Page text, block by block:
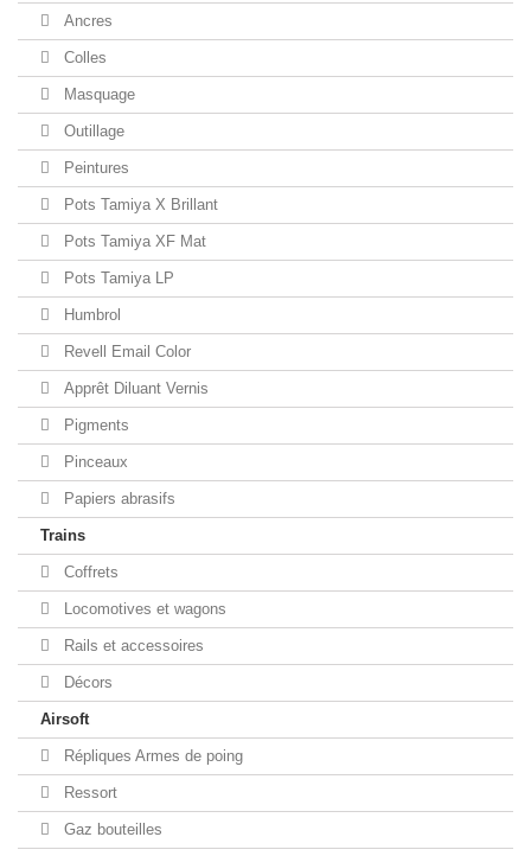
Ancres
Colles
Masquage
Outillage
Peintures
Pots Tamiya X Brillant
Pots Tamiya XF Mat
Pots Tamiya LP
Humbrol
Revell Email Color
Apprêt Diluant Vernis
Pigments
Pinceaux
Papiers abrasifs
Trains
Coffrets
Locomotives et wagons
Rails et accessoires
Décors
Airsoft
Répliques Armes de poing
Ressort
Gaz bouteilles